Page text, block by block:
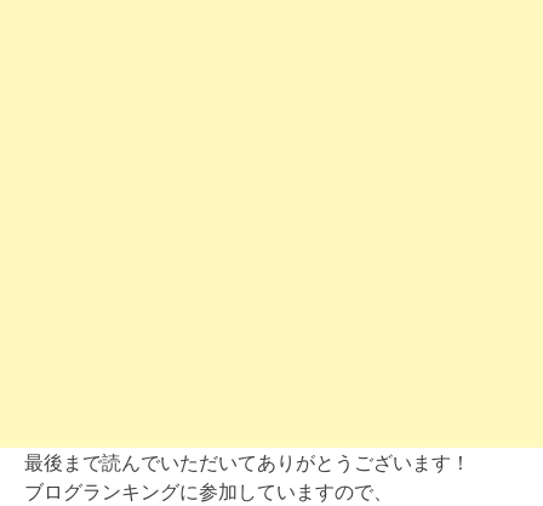
最後まで読んでいただいてありがとうございます！
ブログランキングに参加していますので、